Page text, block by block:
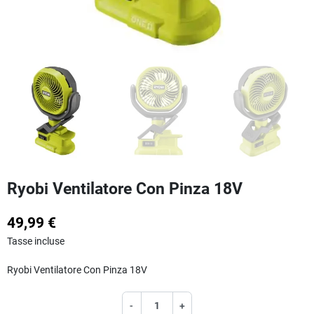
Ryobi Ventilatore Con Pinza 18V
49,99 €
Tasse incluse
Ryobi Ventilatore Con Pinza 18V
- +